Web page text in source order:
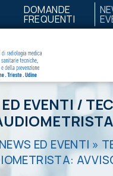
DOMANDE
FREQUENTI
EVENTI /
NEWS ED EVENTI »